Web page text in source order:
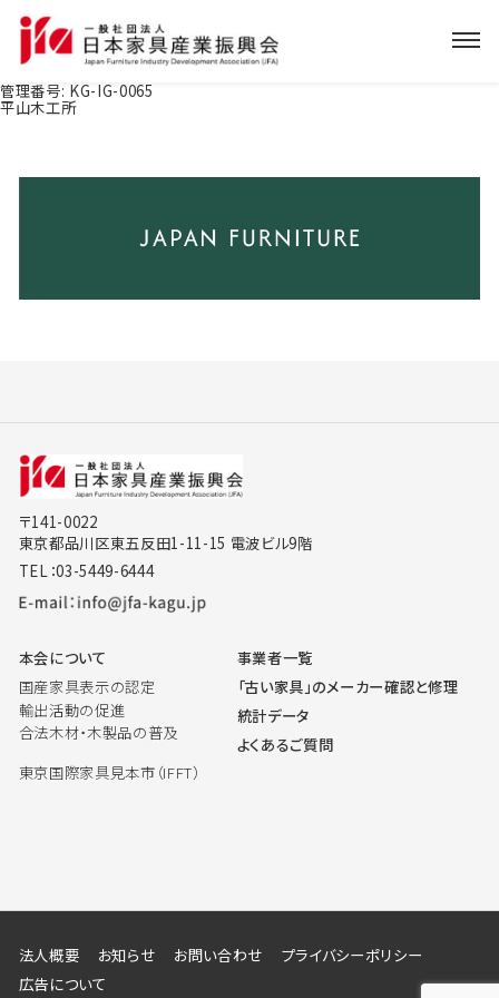
管理番号: KG-IG-0065
平山木工所
〒141-0022
東京都品川区東五反田1-11-15 電波ビル9階
TEL：03-5449-6444
本会について
国産家具表示の認定
輸出活動の促進
合法木材・木製品の普及
東京国際家具見本市（IFFT）
事業者一覧
「古い家具」のメーカー確認と修理
統計データ
よくあるご質問
法人概要 お知らせ お問い合わせ
プライバシーポリシー
広告について